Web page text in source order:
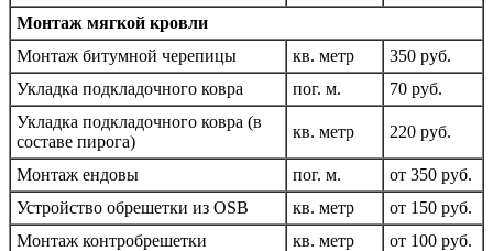
Монтаж мягкой кровли
Монтаж битумной черепицы
кв. метр
350 руб.
Укладка подкладочного ковра
пог. м.
70 руб.
Укладка подкладочного ковра (в
составе пирога)
кв. метр 220 руб.
Монтаж ендовы пог. м.
от 350 руб.
Устройство обрешетки из OSB
кв. метр
от 150 руб.
Монтаж контробрешетки
кв. метр
от 100 руб.